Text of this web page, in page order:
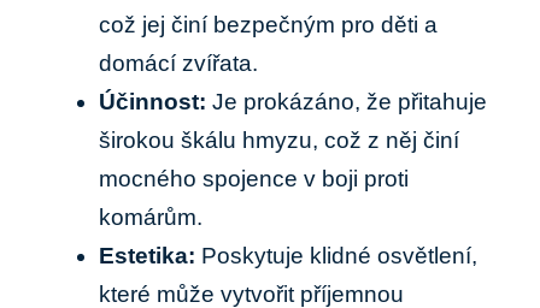
což jej činí bezpečným pro děti a
domácí zvířata.
Účinnost: Je prokázáno, že přitahuje
širokou škálu hmyzu, což z něj činí
mocného spojence v boji proti
komárům.
Estetika: Poskytuje klidné osvětlení,
které může vytvořit příjemnou